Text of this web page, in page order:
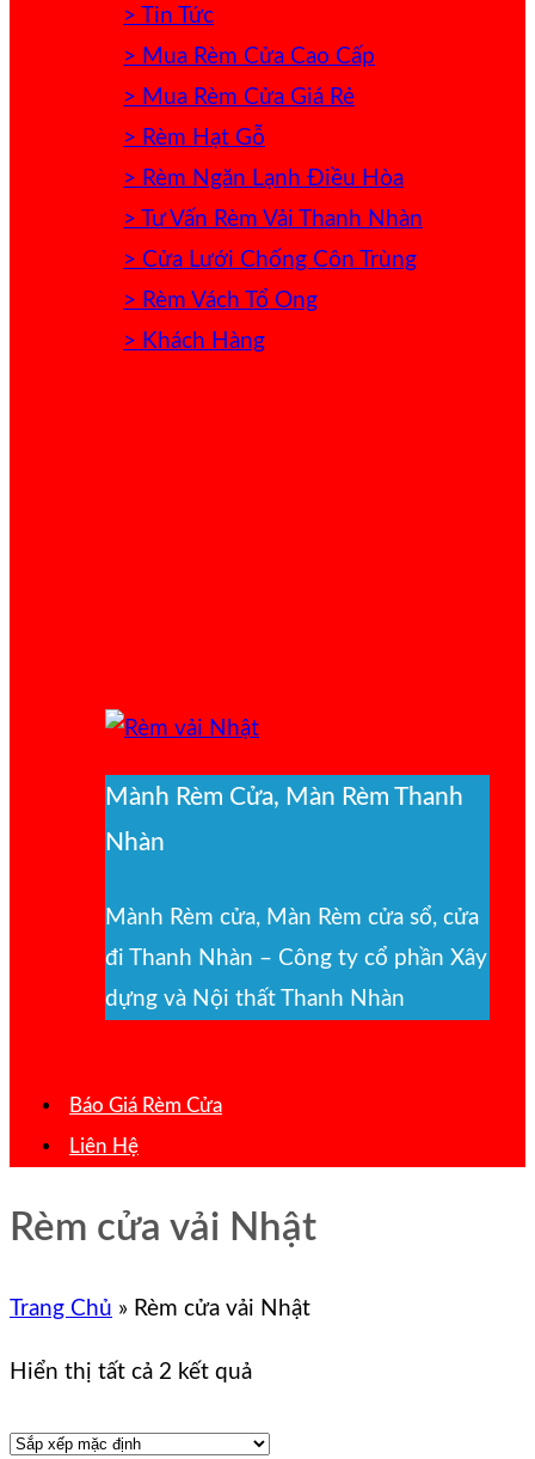
> Tin Tức
> Mua Rèm Cửa Cao Cấp
> Mua Rèm Cửa Giá Rẻ
> Rèm Hạt Gỗ
> Rèm Ngăn Lạnh Điều Hòa
> Tư Vấn Rèm Vải Thanh Nhàn
> Cửa Lưới Chống Côn Trùng
> Rèm Vách Tổ Ong
> Khách Hàng
Mành Rèm Cửa, Màn Rèm Thanh
Nhàn
Mành Rèm cửa, Màn Rèm cửa sổ, cửa
đi Thanh Nhàn – Công ty cổ phần Xây
dựng và Nội thất Thanh Nhàn
Báo Giá Rèm Cửa
Liên Hệ
Rèm cửa vải Nhật
Trang Chủ » Rèm cửa vải Nhật
Hiển thị tất cả 2 kết quả